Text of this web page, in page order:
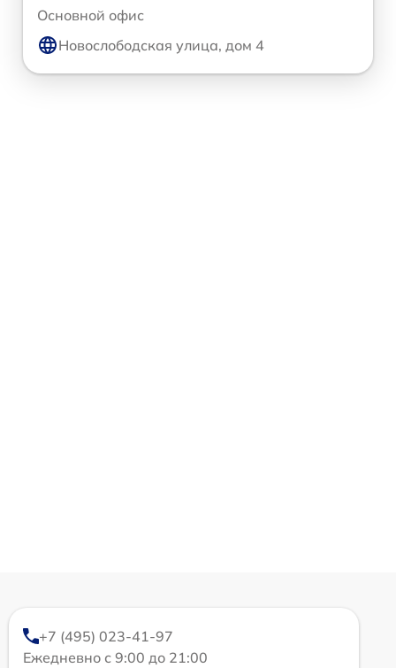
Основной офис
Новослободская улица, дом 4
+7 (495) 023-41-97
Ежедневно с 9:00 до 21:00